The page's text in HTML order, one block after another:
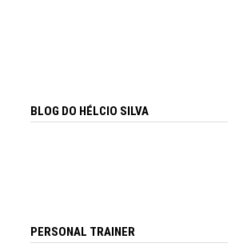
BLOG DO HÉLCIO SILVA
PERSONAL TRAINER